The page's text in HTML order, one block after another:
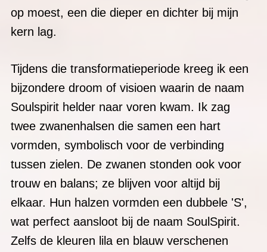
kern lag.
Tijdens die transformatieperiode kreeg ik een
bijzondere droom of visioen waarin de naam
Soulspirit helder naar voren kwam. Ik zag
twee zwanenhalsen die samen een hart
vormden, symbolisch voor de verbinding
tussen zielen. De zwanen stonden ook voor
trouw en balans; ze blijven voor altijd bij
elkaar. Hun halzen vormden een dubbele 'S',
wat perfect aansloot bij de naam SoulSpirit.
Zelfs de kleuren lila en blauw verschenen
duidelijk in dit visioen - kleuren die resoneren
met frequenties die het mannelijke en
vrouwelijke in balans brengen, een